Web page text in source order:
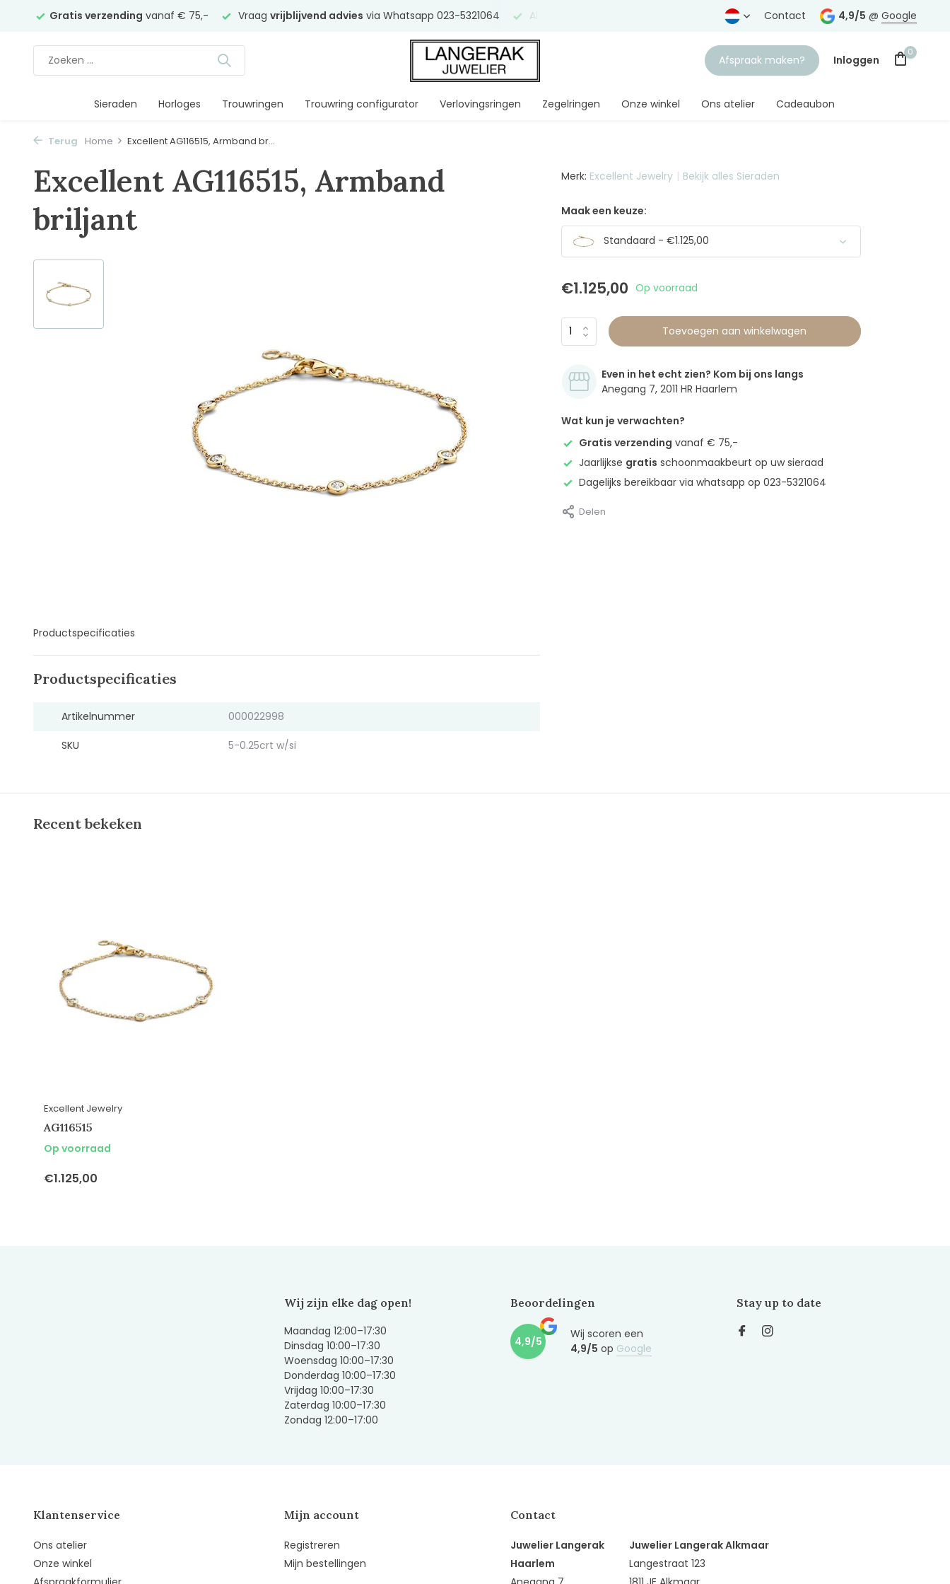
Gratis verzending vanaf € 75,- Vraag vrijblijvend advies via Whatsapp 023-5321064 Al Gratis verzending vanaf € 75,-
Contact 4,9/5 @ Google
Afspraak maken? Inloggen
0
Sieraden Horloges Trouwringen Trouwring configurator Verlovingsringen Zegelringen Onze winkel Ons atelier Cadeaubon
Terug Home Excellent AG116515, Armband br...
Excellent AG116515, Armband
briljant
Productspecificaties
Productspecificaties
Artikelnummer 000022998
SKU 5-0.25crt w/si
Merk: Excellent Jewelry Bekijk alles Sieraden
Maak een keuze:
Standaard - €1.125,00
€1.125,00 Op voorraad
Toevoegen aan winkelwagen
Even in het echt zien? Kom bij ons langs
Anegang 7, 2011 HR Haarlem
Wat kun je verwachten?
Gratis verzending vanaf € 75,-
Jaarlijkse gratis schoonmaakbeurt op uw sieraad
Dagelijks bereikbaar via whatsapp op 023-5321064
Delen
Recent bekeken
Excellent Jewelry
AG116515
Op voorraad
€1.125,00
Wij zijn elke dag open!
Maandag 12:00–17:30
Dinsdag 10:00–17:30
Woensdag 10:00–17:30
Donderdag 10:00–17:30
Vrijdag 10:00–17:30
Zaterdag 10:00–17:30
Zondag 12:00–17:00
Beoordelingen
4,9/5
Wij scoren een
4,9/5 op Google
Stay up to date
Klantenservice
Ons atelier
Onze winkel
Mijn account
Registreren
Mijn bestellingen
Contact
Juwelier Langerak
Haarlem
Juwelier Langerak Alkmaar
Langestraat 123